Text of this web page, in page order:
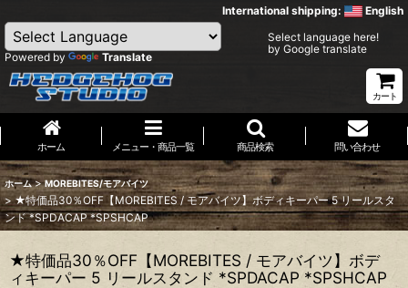
International shipping: English
Powered by Translate
Select language here!
by Google translate
カート
ホーム メニュー・商品一覧 商品検索 問い合わせ
ホーム > MOREBITES/モアバイツ
> ★特価品30％OFF【MOREBITES / モアバイツ】ボディキーパー 5 リールスタ
ンド *SPDACAP *SPSHCAP
★特価品30％OFF【MOREBITES / モアバイツ】ボデ
ィキーパー 5 リールスタンド *SPDACAP *SPSHCAP